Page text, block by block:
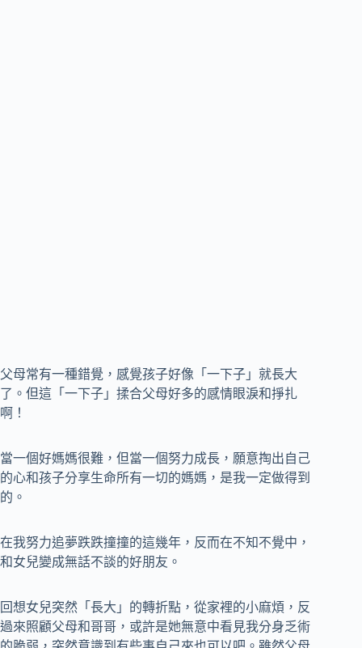
父母常有一種錯覺，感覺孩子好像「一下子」就長大
了。但這「一下子」揉合父母好多的感情眼淚和掙扎
啊！
當一個好媽媽很難，但當一個努力成長，願意掏出自己
的心和孩子分享生命所有一切的媽媽，是我一定做得到
的。
在我努力追夢跌跌撞撞的這幾年，反而在不知不覺中，
和女兒變成無話不談的好朋友。
回想女兒突然「長大」的轉折點，從家裡的小麻煩，反
過來照顧父母和哥哥，或許是她無意中看見我分身乏術